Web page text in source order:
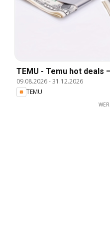
TEMU - Temu hot deals
09.08.2026-31.12.2026
TEMU